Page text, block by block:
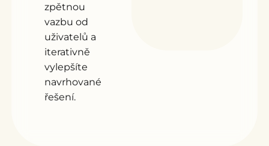
zpětnou
vazbu od
uživatelů a
iterativně
vylepšíte
navrhované
řešení.